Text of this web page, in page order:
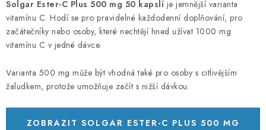
Solgar Ester-C Plus 500 mg 50 kapslí je jemnější varianta
vitamínu C. Hodí se pro pravidelné každodenní doplňování, pro
začátečníky nebo osoby, které nechtějí hned užívat 1000 mg
vitamínu C v jedné dávce.
Varianta 500 mg může být vhodná také pro osoby s citlivějším
žaludkem, protože umožňuje začít s nižší dávkou.
ZOBRAZIT SOLGAR ESTER-C PLUS 500 MG